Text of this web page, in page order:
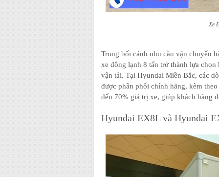
Xe
Trong bối cảnh nhu cầu vận chuyển
xe đông lạnh 8 tấn trở thành lựa
vận tải. Tại Hyundai Miền Bắc, các
được phân phối chính hãng, kèm
đến 70% giá trị xe, giúp khách hàng
Hyundai EX8L và Hyundai